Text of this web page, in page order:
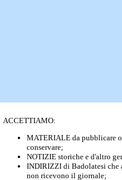
ACCETTIAMO:
MATERIALE da pubblicare
conservare;
NOTIZIE storiche e d'altro
INDIRIZZI di Badolatesi che
non ricevono il giornale;